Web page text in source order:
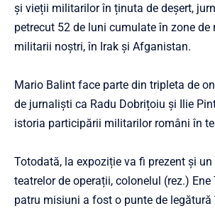
și vieții militarilor în ținuta de deșert,
petrecut 52 de luni cumulate în zone de
militarii noștri, în Irak și Afganistan.
Mario Balint face parte din tripleta de
de jurnaliști ca Radu Dobrițoiu și Ilie
istoria participării militarilor români în
Totodată, la expoziție va fi prezent și un
teatrelor de operații, colonelul (rez.)
patru misiuni a fost o punte de